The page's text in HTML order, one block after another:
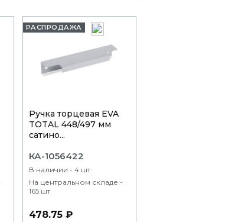
РАСПРОДАЖА
Ручка торцевая EVA
TOTAL 448/497 мм
сатино...
КА-1056422
В наличии - 4 шт
На центральном складе -
165 шт
478.75 ₽